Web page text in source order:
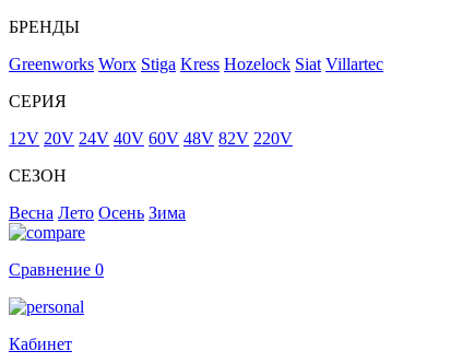
БРЕНДЫ
Greenworks Worx Stiga Kress Hozelock Siat Villartec
СЕРИЯ
12V 20V 24V 40V 60V 48V 82V 220V
СЕЗОН
Весна Лето Осень Зима
Сравнение 0
Кабинет